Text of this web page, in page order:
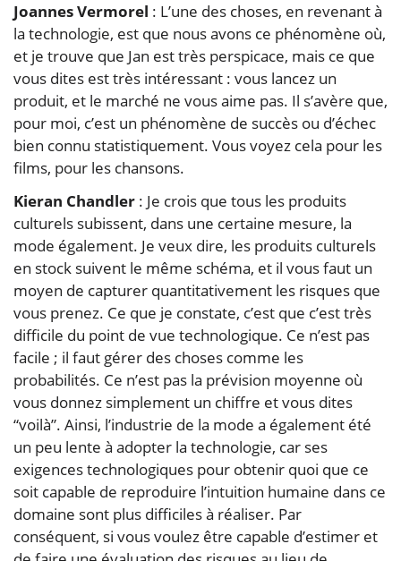
Joannes Vermorel : L’une des choses, en revenant à
la technologie, est que nous avons ce phénomène où,
et je trouve que Jan est très perspicace, mais ce que
vous dites est très intéressant : vous lancez un
produit, et le marché ne vous aime pas. Il s’avère que,
pour moi, c’est un phénomène de succès ou d’échec
bien connu statistiquement. Vous voyez cela pour les
films, pour les chansons.
Kieran Chandler : Je crois que tous les produits
culturels subissent, dans une certaine mesure, la
mode également. Je veux dire, les produits culturels
en stock suivent le même schéma, et il vous faut un
moyen de capturer quantitativement les risques que
vous prenez. Ce que je constate, c’est que c’est très
difficile du point de vue technologique. Ce n’est pas
facile ; il faut gérer des choses comme les
probabilités. Ce n’est pas la prévision moyenne où
vous donnez simplement un chiffre et vous dites
“voilà”. Ainsi, l’industrie de la mode a également été
un peu lente à adopter la technologie, car ses
exigences technologiques pour obtenir quoi que ce
soit capable de reproduire l’intuition humaine dans ce
domaine sont plus difficiles à réaliser. Par
conséquent, si vous voulez être capable d’estimer et